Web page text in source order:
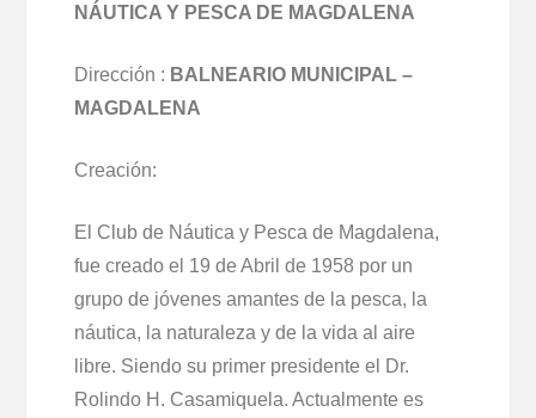
NÁUTICA Y PESCA DE MAGDALENA
Dirección : BALNEARIO MUNICIPAL –
MAGDALENA
Creación:
El Club de Náutica y Pesca de Magdalena,
fue creado el 19 de Abril de 1958 por un
grupo de jóvenes amantes de la pesca, la
náutica, la naturaleza y de la vida al aire
libre. Siendo su primer presidente el Dr.
Rolindo H. Casamiquela. Actualmente es